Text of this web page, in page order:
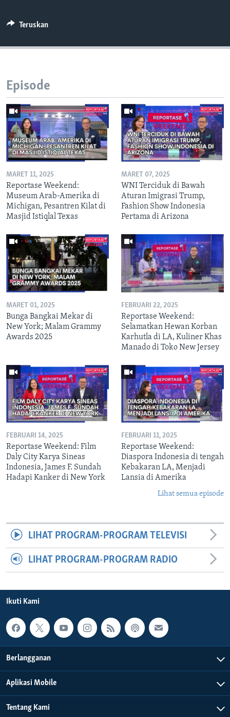
Teruskan
Episode
MARET 11, 2025
Reportase Weekend:
Museum Arab-Amerika di
Michigan, Pesantren Kilat di
Masjid Istiqlal Texas
MARET 07, 2025
WNI Terciduk di Bawah
Aturan Imigrasi Trump,
Fashion Show Indonesia
Pertama di Arizona
MARET 01, 2025
Bunga Bangkai Mekar di
New York; Malam Grammy
Awards 2025
FEBRUARI 22, 2025
Reportase Weekend:
Selamatkan Hewan Korban
Karhutla di LA, Kuliner Khas
Manado di Toko New Jersey
FEBRUARI 14, 2025
Reportase Weekend: Film
Daly City Karya Sineas
Indonesia, James F. Sundah
Hadapi Kanker di New York
FEBRUARI 11, 2025
Reportase Weekend:
Diaspora Indonesia di tengah
Kebakaran LA, Menjadi
Lansia di Amerika
Lihat semua episode
LIHAT PROGRAM-PROGRAM TELEVISI
LIHAT PROGRAM-PROGRAM RADIO
Ikuti Kami
Berlangganan
Aplikasi Mobile
Tentang Kami